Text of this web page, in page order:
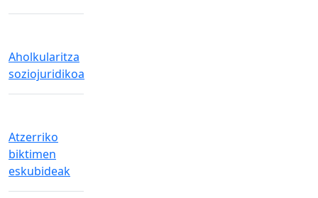
Aholkularitza
soziojuridikoa
Atzerriko
biktimen
eskubideak